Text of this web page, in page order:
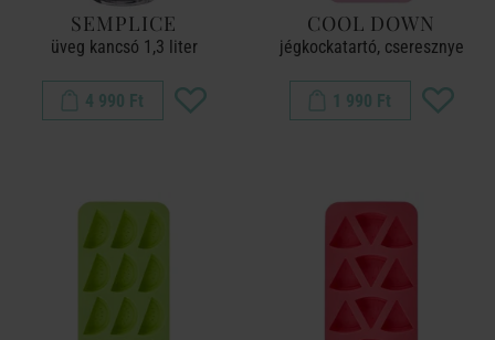
SEMPLICE
üveg kancsó 1,3 liter
4 990 Ft
COOL DOWN
jégkockatartó, cseresznye
1 990 Ft